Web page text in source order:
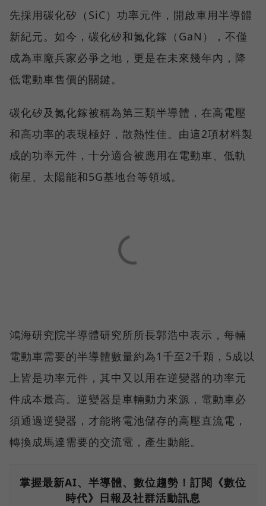
先採用碳化矽（SiC）功率元件，開啟車用半導體
新紀元。如今，碳化矽和氮化鎵（GaN），不僅
成為車廠兵家必爭之地，更是在未來幾年內，降
低電動車售價的關鍵。
碳化矽及氮化鎵被稱為第三類半導體，在高電壓
和高功率的表現極好，散熱性佳。由這2項材料製
成的功率元件，十分適合被應用在電動車、低軌
衛星、太陽能和5G基地台等領域。
鴻海研究院半導體研究所所長郭浩中表示，每輛
電動車需要的半導體數量約為1千至2千顆，5成以
上皆是功率元件，其中又以用在逆變器的功率元
件成本最高。逆變器是車輛動力來源，電動車必
須通過逆變器，才能將電池儲存的高壓直流電，
轉換成馬達需要的交流電，產生動能。
掌握最新AI、半導體、數位趨勢！訂閱《數位
時代》日報及社群活動訊息